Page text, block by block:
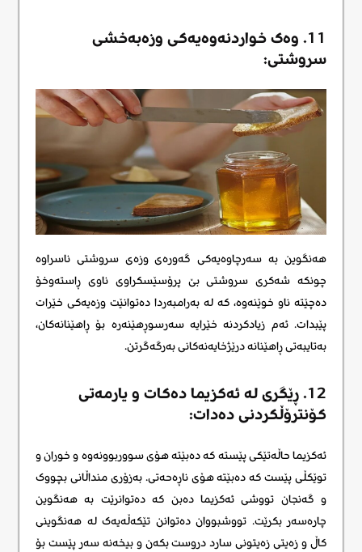
11. وەک خواردنەوەیەکی وزەبەخشی
سروشتی:
هەنگوین بە سەرچاوەیەکی گەورەی وزەی سروشتی ناسراوە
چونکە شەکری سروشتی بێ پرۆسێسکراوی ناوی ڕاستەوخۆ
دەچێتە ناو خوێنەوە، کە لە بەرامبەردا دەتوانێت وزەیەکی خێرات
پێبدات. ئەم زیادکردنە خێرایە سەرسوڕهێنەرە بۆ ڕاهێنانەکان،
بەتایبەتی ڕاهێنانە درێژخایەنەکانی بەرگەگرتن.
12. ڕێگری لە ئەکزیما دەکات و یارمەتی
کۆنترۆڵکردنی دەدات:
ئەکزیما حاڵەتێکی پێستە کە دەبێتە هۆی سووربوونەوە و خوران و
توێکڵی پێست کە دەبێتە هۆی ناڕەحەتی. بەزۆری منداڵانی بچووک
و گەنجان تووشی ئەکزیما دەبن کە دەتوانرێت بە هەنگوین
چارەسەر بکرێت. تووشبووان دەتوانن تێکەڵەیەک لە هەنگوینی
کاڵ و زەیتی زەیتونی سارد دروست بکەن و بیخەنە سەر پێست بۆ